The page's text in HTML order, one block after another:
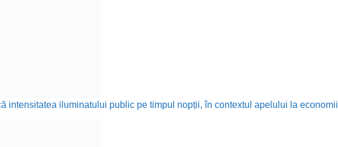
intensitatea iluminatului public pe timpul nopții, în contextul apelului la economii